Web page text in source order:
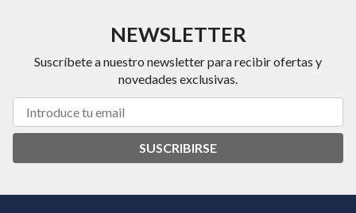
NEWSLETTER
Suscríbete a nuestro newsletter para recibir ofertas y
novedades exclusivas.
SUSCRIBIRSE